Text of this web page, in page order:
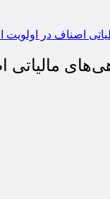
مالیاتی